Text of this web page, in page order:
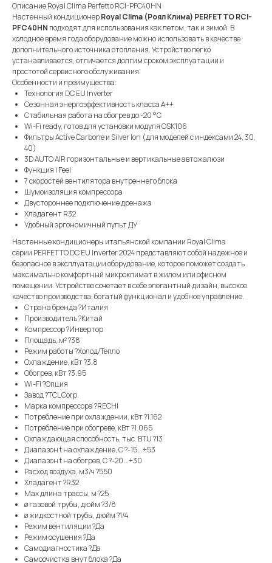
Описание Royal Clima Perfetto RCI-PFC40HN
Настенный кондиционерRoyal Clima (Роял Клима) PERFETTO RCI-
PFC40HN подходят для использования как летом, так и зимой. В
холодное время года оборудование можно использовать в качестве
дополнительного источника отопления. Устройство легко
устанавливается, отличается долгим сроком эксплуатации и
простотой сервисного обслуживания.
Особенности и преимущества:
Технология DC EU Inverter
Сезонная энергоэффективность класса А++
Стабильная работа на обогрев до -20 °С
Wi-Fi ready, готов для установки модуля OSK106
Фильтры Active Carbone и Silver Ion (для моделей с индексами 24, 30,
40)
3D AUTO AIR горизонтальные и вертикальные автожалюзи
Функция I Feel
7 скоростей вентилятора внутреннего блока
Шумоизоляция компрессора
Двустороннее подключение дренажа
Хладагент R32
Удобный эргономичный пульт ДУ
Настенные кондиционеры итальянской компании Royal Clima
серии PERFETTO DC EU Inverter 2024 представляют собой надежное и
безопасное в эксплуатации оборудование, которое поможет создать
максимально комфортный микроклимат в жилом или офисном
помещении. Устройство сочетает в себе элегантный дизайн, высокое
качество производства, богатый функционал и удобное управление.
Страна бренда ?Италия
Производитель ?Китай
Компрессор ?Инвертор
Площадь, м² ?38
Режим работы ?Холод/Тепло
Охлаждение, кВт ?3.8
Обогрев, кВт ?3.95
Wi-Fi ?Опция
Завод ?TCL Corp.
Марка компрессора ?RECHI
Потребление при охлаждении, кВт ?1.162
Потребление при обогреве, кВт ?1.065
Охлаждающая способность, тыс. BTU ?13
Диапазон t на охлаждение, С ?-15...+53
Диапазон t на обогрев, С ?-20...+30
Расход воздуха, м3/ч ?550
Хладагент ?R32
Max длина трассы, м ?25
ø газовой трубы, дюйм ?3/8
ø жидкостной трубы, дюйм ?1/4
Режим вентиляции ?Да
Режим осушения ?Да
Самодиагностика ?Да
Самоочистка внут блока ?Да